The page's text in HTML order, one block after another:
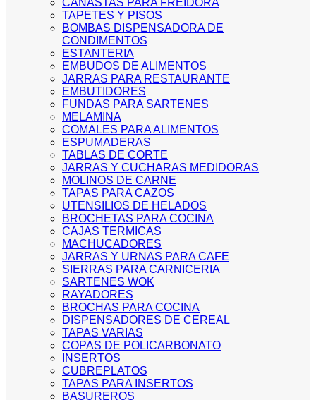
CANASTAS PARA FREIDORA
TAPETES Y PISOS
BOMBAS DISPENSADORA DE
CONDIMENTOS
ESTANTERIA
EMBUDOS DE ALIMENTOS
JARRAS PARA RESTAURANTE
EMBUTIDORES
FUNDAS PARA SARTENES
MELAMINA
COMALES PARA ALIMENTOS
ESPUMADERAS
TABLAS DE CORTE
JARRAS Y CUCHARAS MEDIDORAS
MOLINOS DE CARNE
TAPAS PARA CAZOS
UTENSILIOS DE HELADOS
BROCHETAS PARA COCINA
CAJAS TERMICAS
MACHUCADORES
JARRAS Y URNAS PARA CAFE
SIERRAS PARA CARNICERIA
SARTENES WOK
RAYADORES
BROCHAS PARA COCINA
DISPENSADORES DE CEREAL
TAPAS VARIAS
COPAS DE POLICARBONATO
INSERTOS
CUBREPLATOS
TAPAS PARA INSERTOS
BASUREROS